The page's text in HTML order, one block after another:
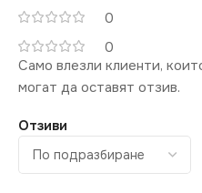
0
0
Отзиви
Само влезли клиенти,
могат да оставят отзив.